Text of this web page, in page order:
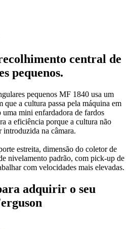
central de
pequenos.
pequenos MF 1840 usa um
que a cultura passa pela máquina em
mini enfardadora de fardos
a eficiência porque a cultura não
introduzida na câmara.
estreita, dimensão do coletor de
nivelamento padrão, com pick-up de
com velocidades mais elevadas.
adquirir o seu